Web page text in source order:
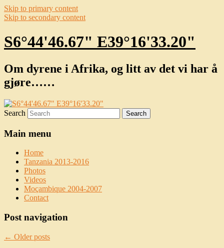
Skip to primary content
Skip to secondary content
S6°44'46.67" E39°16'33.20"
Om dyrene i Afrika, og litt av det vi har å
gjøre……
Search
Main menu
Home
Tanzania 2013-2016
Photos
Videos
Moçambique 2004-2007
Contact
Post navigation
← Older posts